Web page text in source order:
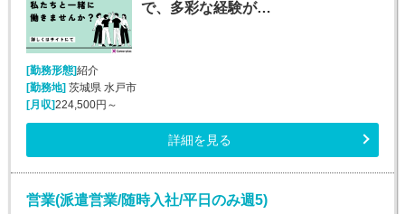
で、多彩な経験が…
[勤務形態]紹介
[勤務地] 茨城県 水戸市
[月収]224,500円～
詳細を見る
営業(派遣営業/随時入社/平日のみ週5)